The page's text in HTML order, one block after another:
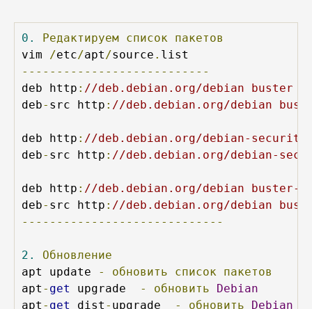
0. Редактируем список
пакетов
vim
/etc/apt /source .
---------------------------
deb http : //deb.debian.org/debian buster
deb- src http : //deb.debian.org/debian
deb http : //deb.debian.org/debian-
deb- src http : //deb.debian.org/debian-
deb http : //deb.debian.org/debian buster-
deb- src http : //deb.debian.org/debian
-----------------------------
2.
Обновление
apt update
- обновить список
пакетов
apt - get upgrade - обновить
Debian
apt - get dist - upgrade - обновить
Debian